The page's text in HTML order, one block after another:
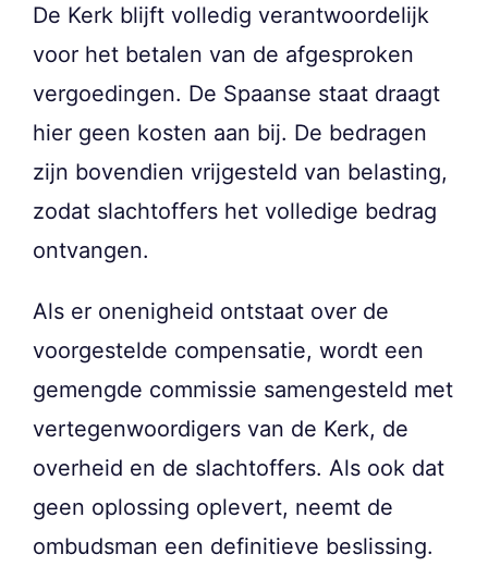
De Kerk blijft volledig verantwoordelijk
voor het betalen van de afgesproken
vergoedingen. De Spaanse staat draagt
hier geen kosten aan bij. De bedragen
zijn bovendien vrijgesteld van belasting,
zodat slachtoffers het volledige bedrag
ontvangen.
Als er onenigheid ontstaat over de
voorgestelde compensatie, wordt een
gemengde commissie samengesteld met
vertegenwoordigers van de Kerk, de
overheid en de slachtoffers. Als ook dat
geen oplossing oplevert, neemt de
ombudsman een definitieve beslissing.